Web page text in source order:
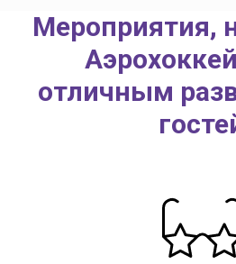
Мероприятия,
отличным